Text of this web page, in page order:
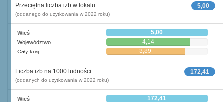
5,00
Przeciętna liczba izb w lokalu
(oddanego do użytkowania w 2022 roku)
Wieś 5,00
Województwo 4,14
Cały kraj 3,89
172,41
Liczba izb na 1000 ludności
(oddanych do użytkowania w 2022 roku)
Wieś 172,41